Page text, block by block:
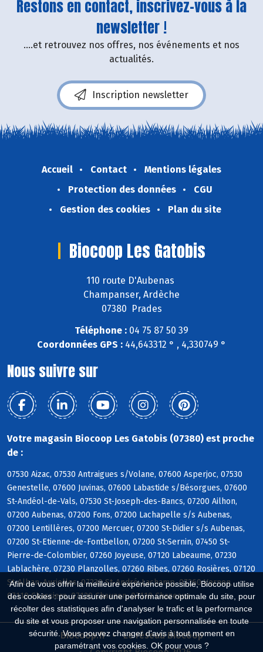
Afin de vous offrir la meilleure expérience possible, Biocoop utilise
des cookies : pour assurer une performance optimale du site, pour
récolter des statistiques afin d'analyser le trafic et la performance
du site et vous proposer une navigation personnalisée en toute
sécurité. Vous pouvez changer d'avis à tout moment en
paramétrant vos cookies. OK pour vous ?
Restons en contact, inscrivez-vous à la
newsletter !
....et retrouvez nos offres, nos événements et nos
actualités.
Inscription newsletter
Accueil Contact
Mentions légales
Protection des données
CGU
Gestion des cookies
Plan du site
Biocoop Les Gatobis
110 route D'Aubenas
Champanser, Ardèche
07380 Prades
Téléphone : 04 75 87 50 39
Coordonnées GPS : 44,643312 ° , 4,330749 °
Nous suivre sur
Votre magasin Biocoop Les Gatobis (07380) est proche
de :
07530 Aizac, 07530 Antraigues s/Volane, 07600 Asperjoc, 07530
Genestelle, 07600 Juvinas, 07600 Labastide s/Bésorgues, 07600
St-Andéol-de-Vals, 07530 St-Joseph-des-Bancs, 07200 Ailhon,
07200 Aubenas, 07200 Fons, 07200 Lachapelle s/s Aubenas,
07200 Lentillères, 07200 Mercuer, 07200 St-Didier s/s Aubenas,
07200 St-Etienne-de-Fontbellon, 07200 St-Sernin, 07450 St-
Pierre-de-Colombier, 07260 Joyeuse, 07120 Labeaume, 07230
Lablachère, 07230 Planzolles, 07260 Ribes, 07260 Rosières, 07120
St-Alban-Auriolles, 07230 St-André-Lachamp, 07260 Vernon,
07110 Chassiers, 07120 Chauzon, 07110 Chazeaux
Biocoop.fr
Le réseau Biocoop